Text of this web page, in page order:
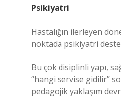
Psikiyatri
Hastalığın ilerleyen
noktada psikiyatri
Bu çok disiplinli yapı,
“hangi servise gidilir”
pedagojik yaklaşım